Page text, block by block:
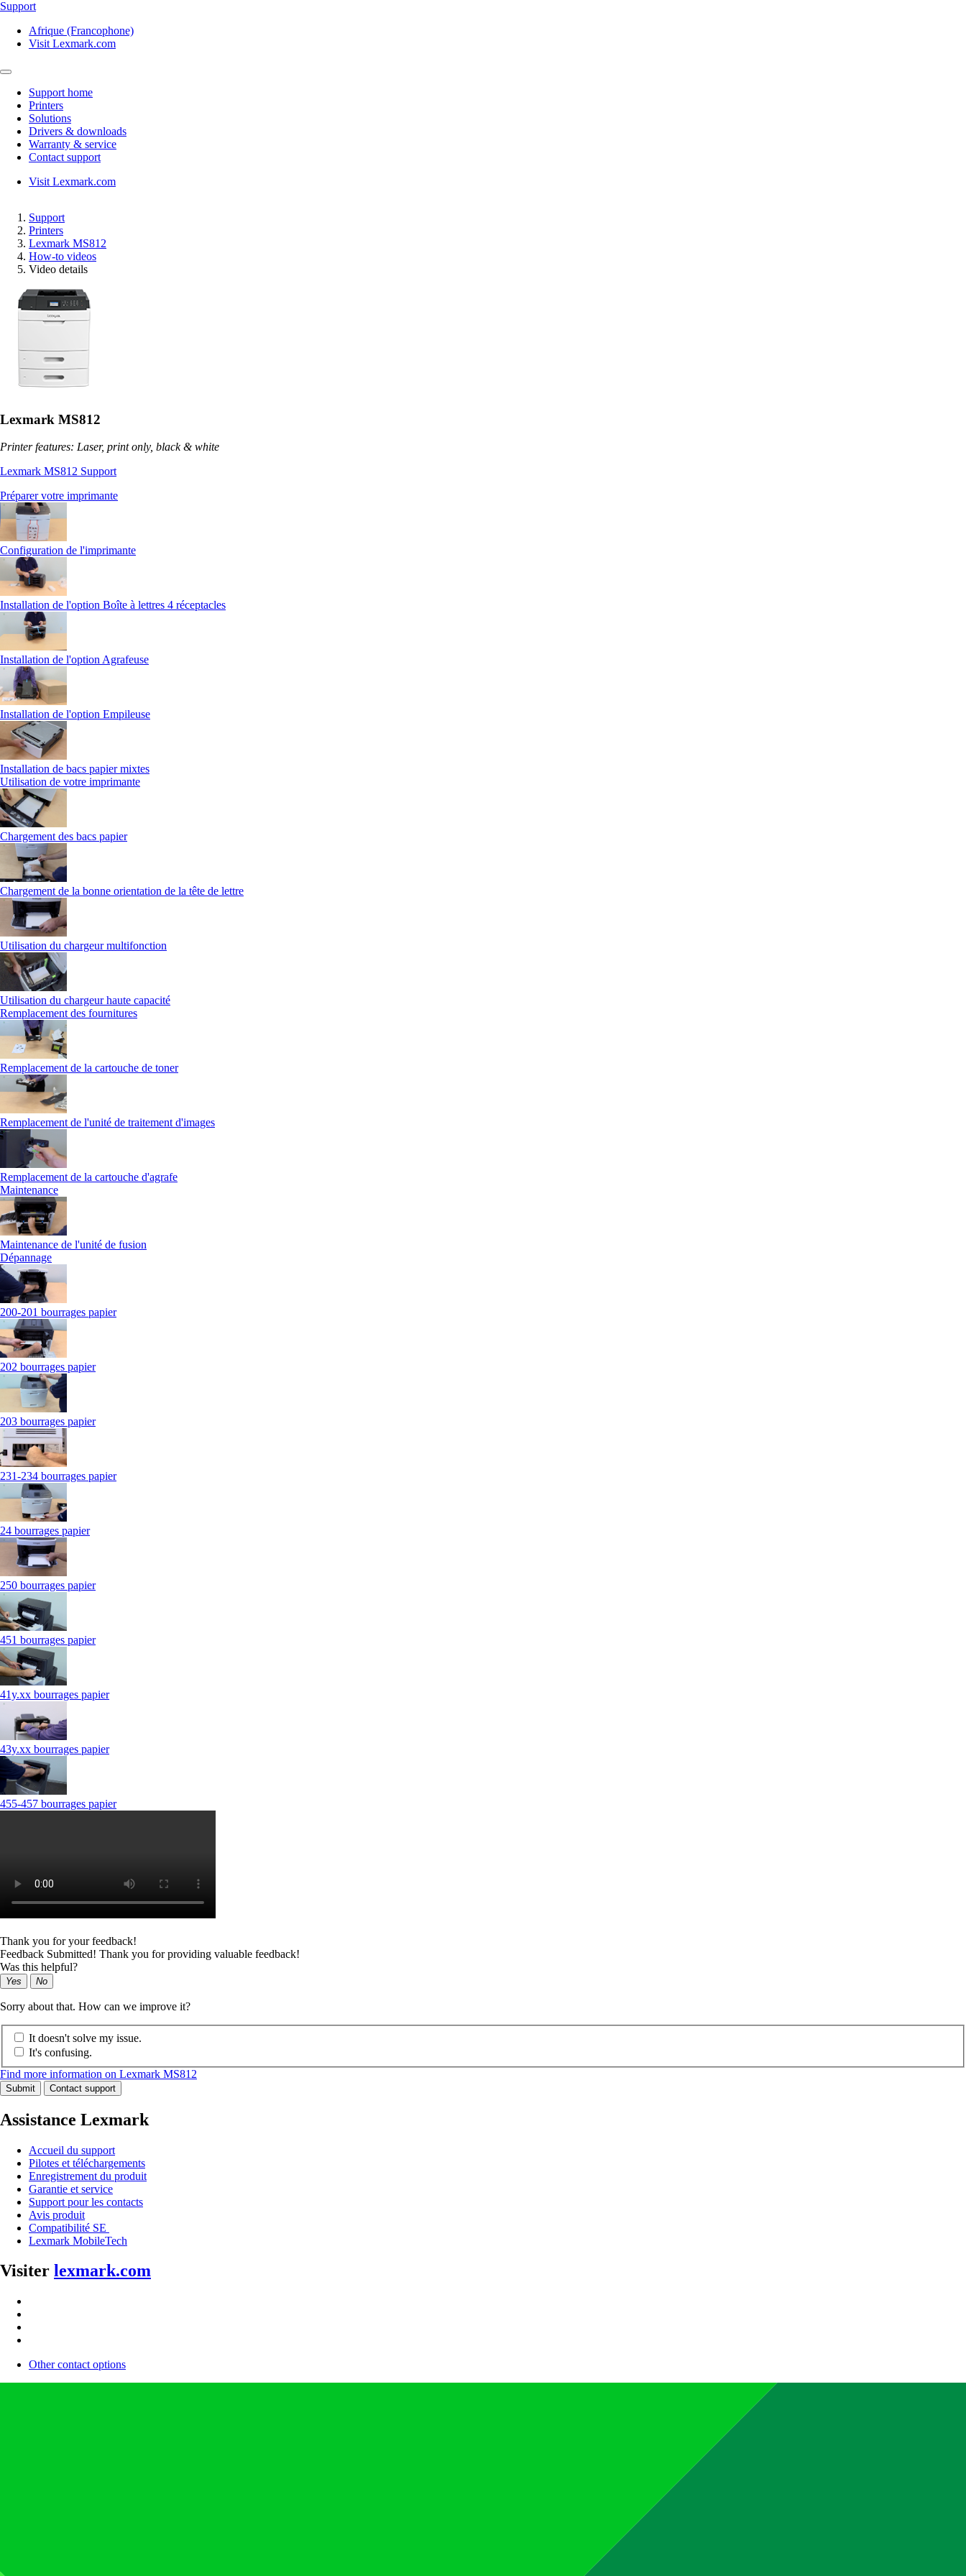
Support
Afrique (Francophone)
Visit Lexmark.com
Support home
Printers
Solutions
Drivers & downloads
Warranty & service
Contact support
Visit Lexmark.com
Support
Printers
Lexmark MS812
How-to videos
Video details
Lexmark MS812
Printer features: Laser, print only, black & white
Lexmark MS812 Support
Préparer votre imprimante
Configuration de l'imprimante
Installation de l'option Boîte à lettres 4 réceptacles
Installation de l'option Agrafeuse
Installation de l'option Empileuse
Installation de bacs papier mixtes
Utilisation de votre imprimante
Chargement des bacs papier
Chargement de la bonne orientation de la tête de lettre
Utilisation du chargeur multifonction
Utilisation du chargeur haute capacité
Remplacement des fournitures
Remplacement de la cartouche de toner
Remplacement de l'unité de traitement d'images
Remplacement de la cartouche d'agrafe
Maintenance
Maintenance de l'unité de fusion
Dépannage
200-201 bourrages papier
202 bourrages papier
203 bourrages papier
231-234 bourrages papier
24 bourrages papier
250 bourrages papier
451 bourrages papier
41y.xx bourrages papier
43y.xx bourrages papier
455-457 bourrages papier
Thank you for your feedback!
Feedback Submitted! Thank you for providing valuable feedback!
Was this helpful?
Yes No
Sorry about that. How can we improve it?
It doesn't solve my issue.
It's confusing.
Find more information on Lexmark MS812
Submit Contact support
Assistance Lexmark
Accueil du support
Pilotes et téléchargements
Enregistrement du produit
Garantie et service
Support pour les contacts
Avis produit
Compatibilité SE
Lexmark MobileTech
Visiter lexmark.com
Other contact options